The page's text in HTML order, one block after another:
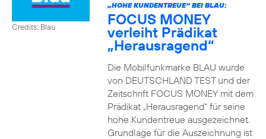
Credits: Blau
„HOHE KUNDENTREUE“ BEI BLAU:
FOCUS MONEY
verleiht Prädikat
„Herausragend“
Die Mobilfunkmarke BLAU wurde
von DEUTSCHLAND TEST und der
Zeitschrift FOCUS MONEY mit dem
Prädikat „Herausragend“ für seine
hohe Kundentreue ausgezeichnet.
Grundlage für die Auszeichnung ist